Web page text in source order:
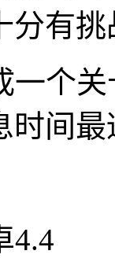
分有
一个
时间
4.4